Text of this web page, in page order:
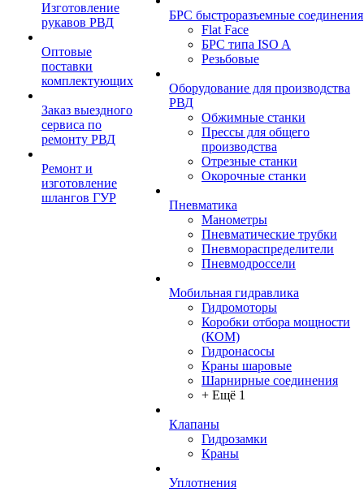
Изготовление
рукавов РВД
Оптовые
поставки
комплектующих
Заказ выездного
сервиса по
ремонту РВД
Ремонт и
изготовление
шлангов ГУР
БРС быстроразъемные соединения
Flat Face
БРС типа ISO A
Резьбовые
Оборудование для производства
РВД
Обжимные станки
Прессы для общего
производства
Отрезные станки
Окорочные станки
Пневматика
Манометры
Пневматические трубки
Пневмораспределители
Пневмодроссели
Мобильная гидравлика
Гидромоторы
Коробки отбора мощности
(КОМ)
Гидронасосы
Краны шаровые
Шарнирные соединения
+ Ещё 1
Клапаны
Гидрозамки
Краны
Уплотнения